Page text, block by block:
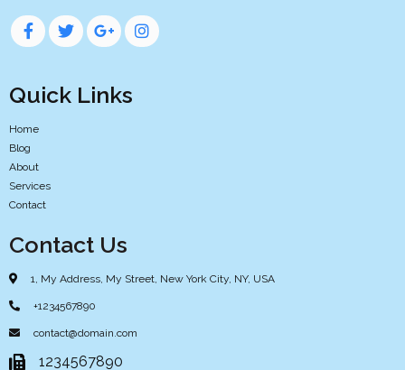
Quick Links
Home
Blog
About
Services
Contact
Contact Us
1, My Address, My Street, New York City, NY, USA
+1234567890
contact@domain.com
1234567890